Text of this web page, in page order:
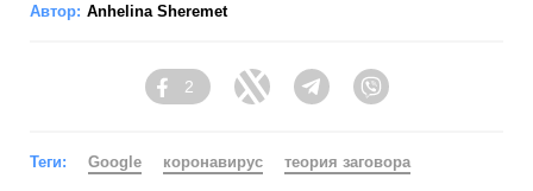
Автор: Anhelina Sheremet
Facebook
2
Twitter TelegramViber
Теги: Google коронавирус теория заговора